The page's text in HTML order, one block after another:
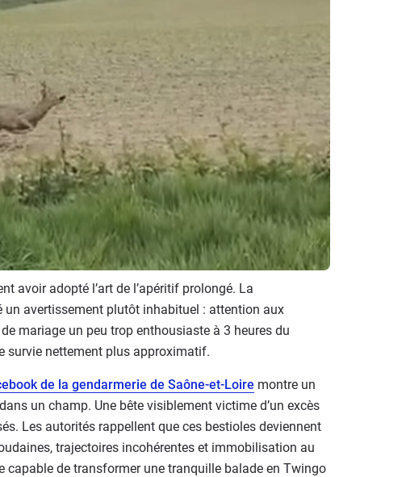
avoir adopté l’art de l’apéritif prolongé. La
un avertissement plutôt inhabituel : attention aux
mariage un peu trop enthousiaste à 3 heures du
survie nettement plus approximatif.
de la gendarmerie de Saône-et-Loire montre un
un champ. Une bête visiblement victime d’un excès
Les autorités rappellent que ces bestioles deviennent
trajectoires incohérentes et immobilisation au
capable de transformer une tranquille balade en Twingo